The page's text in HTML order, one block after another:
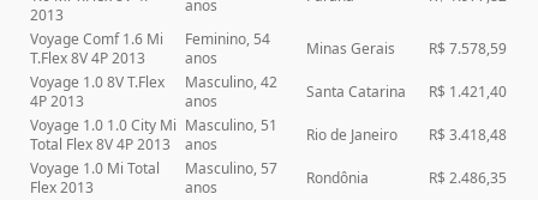
2013
anos
Voyage Comf 1.6 Mi
T.Flex 8V 4P 2013
Feminino, 54
anos
Minas Gerais
R$ 7.578,59
Voyage 1.0 8V T.Flex
4P 2013
Masculino, 42
anos
Santa Catarina
R$ 1.421,40
Voyage 1.0 1.0 City Mi
Total Flex 8V 4P 2013
Masculino, 51
anos
Rio de Janeiro
R$ 3.418,48
Voyage 1.0 Mi Total
Flex 2013
Masculino, 57
anos
Rondônia
R$ 2.486,35